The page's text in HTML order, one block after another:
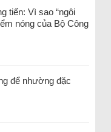
tiến: Vì sao “ngôi
nóng của Bộ Công
để nhường đặc